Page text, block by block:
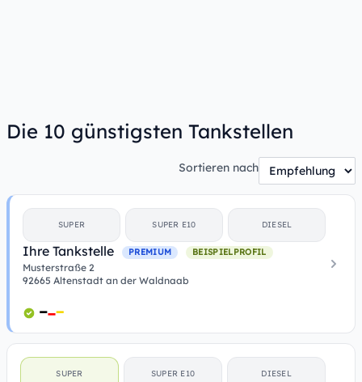
Die 10 günstigsten Tankstellen
Sortieren nach
SUPER SUPER E10 DIESEL
Ihre Tankstelle PREMIUM BEISPIELPROFIL
Musterstraße 2
92665 Altenstadt an der Waldnaab
SUPER SUPER E10 DIESEL